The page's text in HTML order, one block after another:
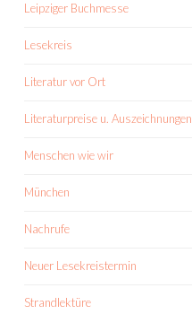
Leipziger Buchmesse
Lesekreis
Literatur vor Ort
Literaturpreise u. Auszeichnungen
Menschen wie wir
München
Nachrufe
Neuer Lesekreistermin
Strandlektüre